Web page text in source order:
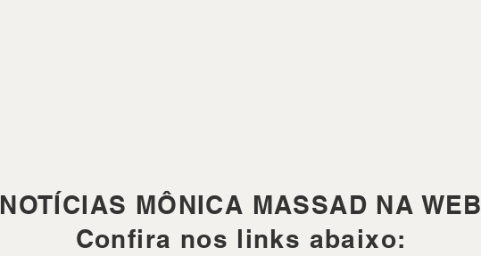
NOTÍCIAS MÔNICA MASSAD NA WEB
Confira nos links abaixo: